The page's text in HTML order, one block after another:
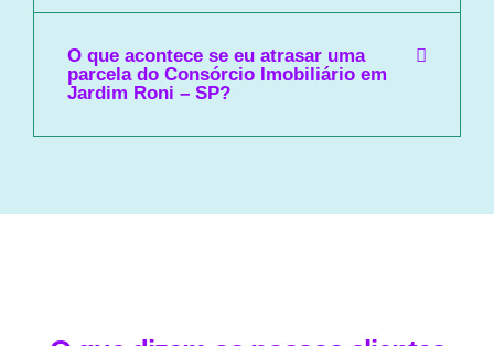
O que acontece se eu atrasar uma
parcela do Consórcio Imobiliário em
Jardim Roni – SP?